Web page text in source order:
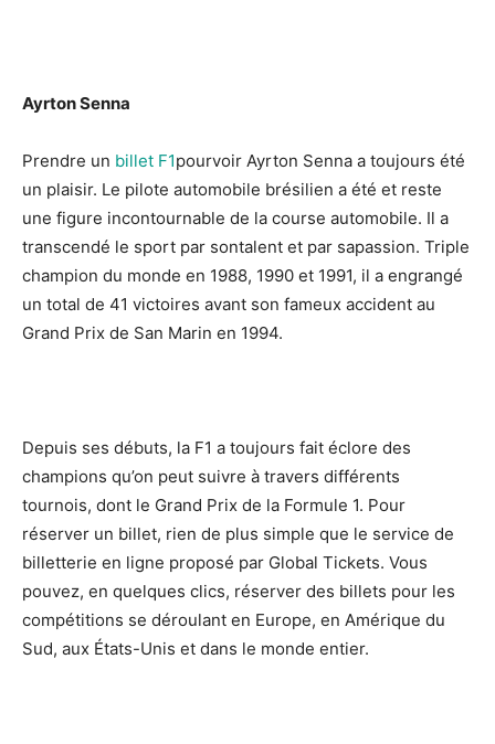
Ayrton Senna
Prendre un billet F1pourvoir Ayrton Senna a toujours été
un plaisir. Le pilote automobile brésilien a été et reste
une figure incontournable de la course automobile. Il a
transcendé le sport par sontalent et par sapassion. Triple
champion du monde en 1988, 1990 et 1991, il a engrangé
un total de 41 victoires avant son fameux accident au
Grand Prix de San Marin en 1994.
Depuis ses débuts, la F1 a toujours fait éclore des
champions qu’on peut suivre à travers différents
tournois, dont le Grand Prix de la Formule 1. Pour
réserver un billet, rien de plus simple que le service de
billetterie en ligne proposé par Global Tickets. Vous
pouvez, en quelques clics, réserver des billets pour les
compétitions se déroulant en Europe, en Amérique du
Sud, aux États-Unis et dans le monde entier.